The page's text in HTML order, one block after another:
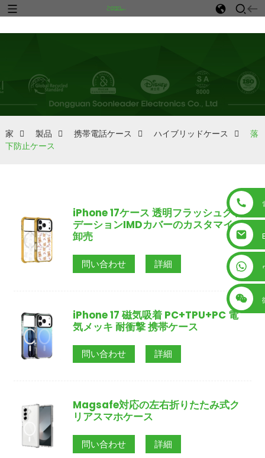
E
+86 13560759744
家 製品 携帯電話ケース ハイブリッドケース
落
下防止ケース
iPhone 17ケース 透明フラッシュグラ
デーションIMDカバーのカスタマイズ
卸売
問い合わせ 詳細
iPhone 17 磁気吸着 PC+TPU+PC 電
気メッキ 耐衝撃 携帯ケース
問い合わせ 詳細
Magsafe対応の左右折りたたみ式ク
リアスマホケース
問い合わせ 詳細